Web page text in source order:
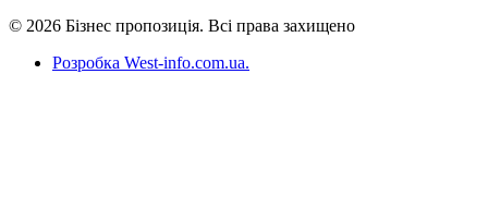
© 2026 Бізнес пропозиція. Всі права захищено
Розробка West-info.com.ua.